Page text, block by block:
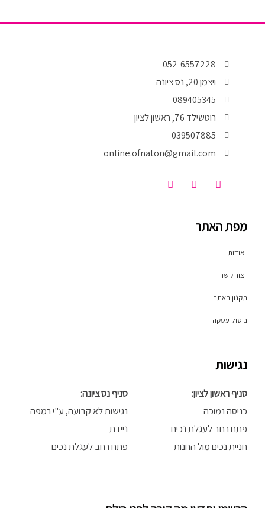
052-6557228
ויצמן 20, נס ציונה
089405345
רוטשילד 76, ראשון לציון
039507885
online.ofnaton@gmail.com
F
a
o
I
n
T
i
מפת האתר
אודות
צור קשר
תקנון האתר
ביטול עסקה
נגישות
סניף ראשון לציון:
כניסה נמוכה
פתח רחב לעגלת נכים
חניית נכים מול החנות
סניף נס ציונה:
נגישות לא קבועה, ע"י רמפה
ניידת
פתח רחב לעגלת נכים